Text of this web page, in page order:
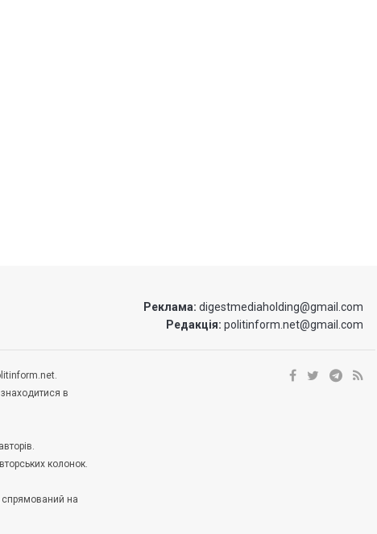
Реклама: digestmediaholding@gmail.com
Редакція: politinform.net@gmail.com
в
колонок.
спрямований на